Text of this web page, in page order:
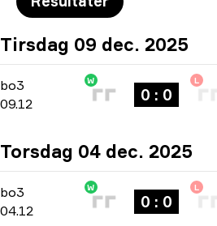
Tirsdag 09 dec. 2025
bo3 Group Stage
bo3
09.12
W
0 : 0
L
Torsdag 04 dec. 2025
bo3 Group Stage
bo3
04.12
W
0 : 0
L